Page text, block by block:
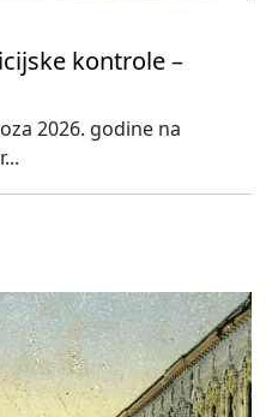
kontrole –
2026. godine na